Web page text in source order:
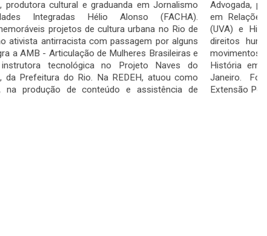
Advogada, professora, mestre em Direito (UFRJ), especialista
em Relações Internacionais (PUC-Rio), bacharela em Direito
(UVA) e História (UERJ). Atua principalmente nas áreas de
direitos humanos, feminismo, questões raciais e étnicas e
movimentos sociais. Leciona, no ensino básico, a disciplina de
História em escola situada na região periférica do Rio de
Janeiro. Foi extensionista pós-graduanda do Projeto de
Extensão Portal Feminista Antirracista pelo LADIH.